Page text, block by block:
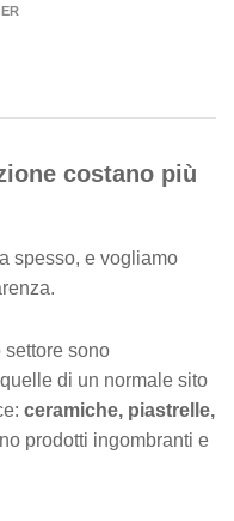
costano più
spesso, e vogliamo
settore sono
di un normale sito
ceramiche, piastrelle,
prodotti ingombranti e